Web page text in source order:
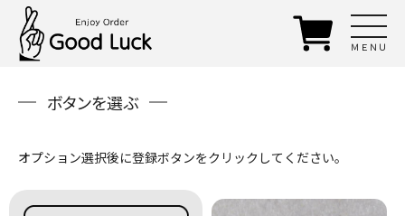
ＭＥＮＵ
ボタンを選ぶ
オプション選択後に登録ボタンをクリックしてください。